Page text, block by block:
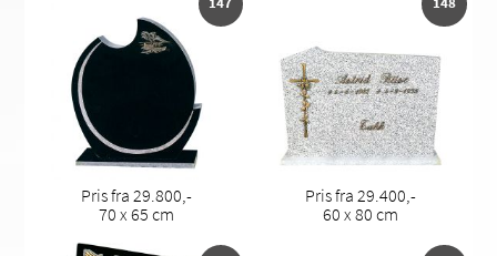
Pris fra 29.800,-
70 x 65 cm
Pris fra 29.400,-
60 x 80 cm